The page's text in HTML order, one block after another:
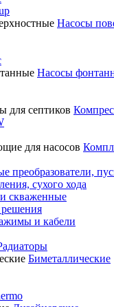
Насосы
Насосы
преобразователи,
сухого хода
скваженные
и кабели
Биметаллические